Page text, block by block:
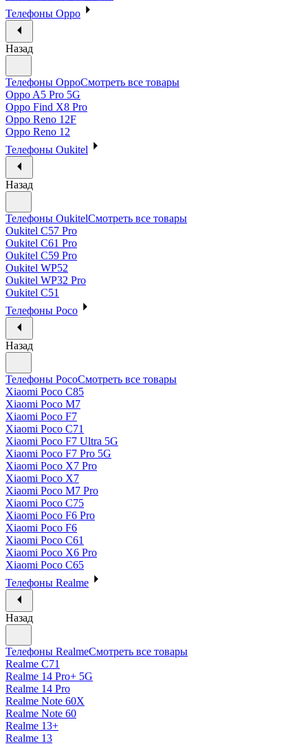
Телефоны Oppo
Назад
Телефоны OppoСмотреть все товары
Oppo A5 Pro 5G
Oppo Find X8 Pro
Oppo Reno 12F
Oppo Reno 12
Телефоны Oukitel
Назад
Телефоны OukitelСмотреть все товары
Oukitel C57 Pro
Oukitel C61 Pro
Oukitel C59 Pro
Oukitel WP52
Oukitel WP32 Pro
Oukitel C51
Телефоны Poco
Назад
Телефоны PocoСмотреть все товары
Xiaomi Poco C85
Xiaomi Poco M7
Xiaomi Poco F7
Xiaomi Poco C71
Xiaomi Poco F7 Ultra 5G
Xiaomi Poco F7 Pro 5G
Xiaomi Poco X7 Pro
Xiaomi Poco X7
Xiaomi Poco M7 Pro
Xiaomi Poco C75
Xiaomi Poco F6 Pro
Xiaomi Poco F6
Xiaomi Poco C61
Xiaomi Poco X6 Pro
Xiaomi Poco C65
Телефоны Realme
Назад
Телефоны RealmeСмотреть все товары
Realme C71
Realme 14 Pro+ 5G
Realme 14 Pro
Realme Note 60X
Realme Note 60
Realme 13+
Realme 13